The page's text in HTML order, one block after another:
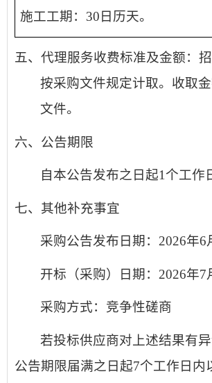
施工工期： 30 日历天。
五、代理服务收费标准及金额：
按采购文件规定计取。收取
文件。
六、公告期限
自本公告发布之日起1个工作
七、其他补充事宜
采购公告发布日期：2026年6
开标（采购）日期： 2026年7
采购方式：竞争性磋商
若投标供应商对上述结果有
公告期限届满之日起7个工作日内